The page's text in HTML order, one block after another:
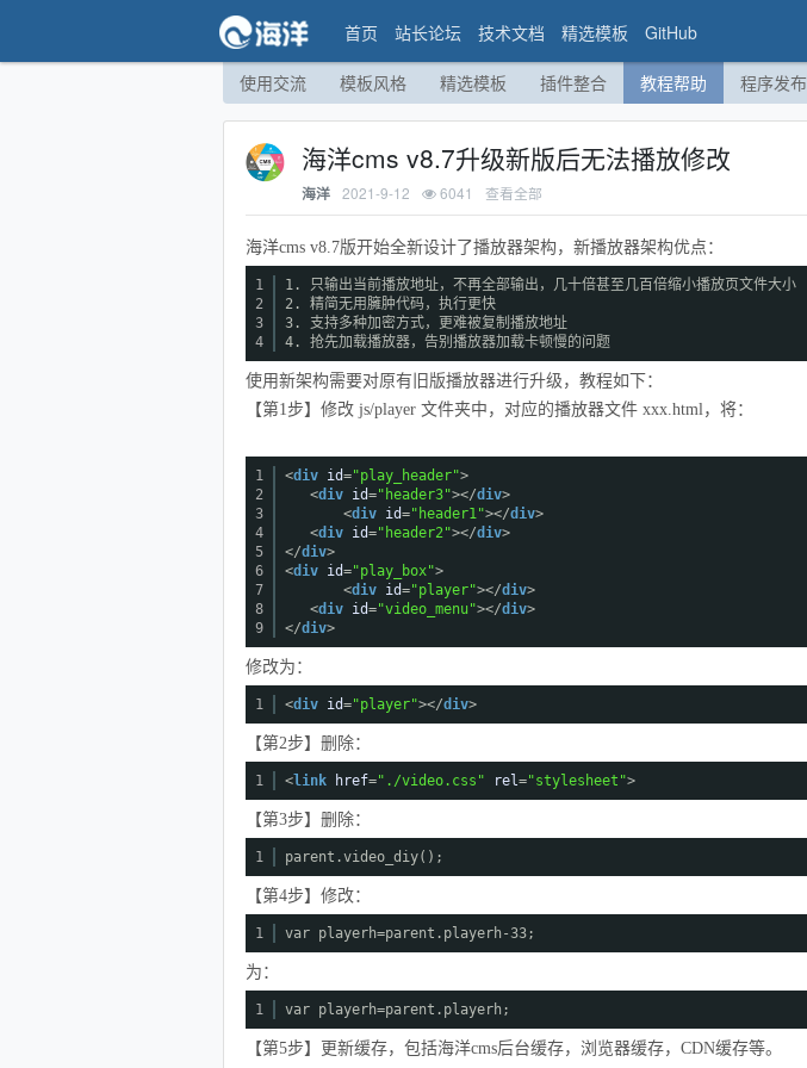
首页 站长论坛 技术文档 精选模板 GitHub
使用交流 模板风格 精选模板 插件整合 教程帮助 程序发布
海洋cms v8.7升级新版后无法播放修改
海洋 2021-9-12 6041 查看全部
海洋cms v8.7版开始全新设计了播放器架构，新播放器架构优点：
1
2
3
4
1. 只输出当前播放地址，不再全部输出，几十倍甚至几百倍缩小播放页文件大小
2. 精简无用臃肿代码，执行更快
3. 支持多种加密方式，更难被复制播放地址
4. 抢先加载播放器，告别播放器加载卡顿慢的问题
使用新架构需要对原有旧版播放器进行升级，教程如下：
【第1步】修改 js/player 文件夹中，对应的播放器文件 xxx.html，将：
1
2
3
4
5
6
7
8
9
<div id="play_header">
<div id="header3"></div>
<div id="header1"></div>
<div id="header2"></div>
</div>
<div id="play_box">
<div id="player"></div>
<div id="video_menu"></div>
</div>
修改为：
1 <div id="player"></div>
【第2步】删除：
1 <link href="./video.css" rel ="stylesheet">
【第3步】删除：
1 parent.video_diy();
【第4步】修改：
1 var playerh=parent.playerh-33;
为：
1 var playerh=parent.playerh;
【第5步】更新缓存，包括海洋cms后台缓存，浏览器缓存，CDN缓存等。